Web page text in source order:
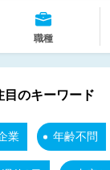
職種
目のキーワード
業 年齢不問